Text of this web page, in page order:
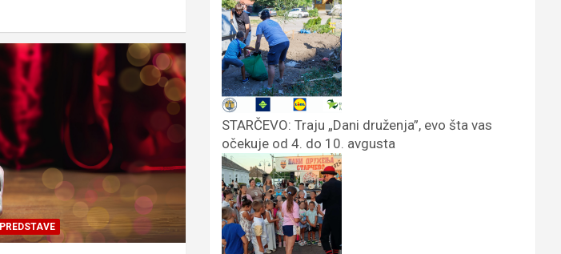
PREDSTAVE
STARČEVO: Traju „Dani druženja”, evo šta vas
očekuje od 4. do 10. avgusta